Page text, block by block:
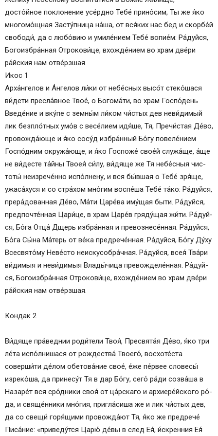
Кондак 2
Кондак 3
Икос 3
Кондак 4
Кондак 6
Икос 7
Кондак 8
Икос 8
Кондак 9
Икос 9
Кондак 10
Кондак 11 .
Кондак 12
Кондак 13
Кондак 1
Кондак 2
Икос 2
Кондак 3
Икос 3
Кондак 4
досто́йное по­кло­не­ние усе́рд­но Те­бе́ при­но́­сим, Ты же я́ко
многомо́щная За­сту́п­ни­ца на́­ша, от вся́­ких нас бед и скор­бе́й
сво­боди́, да с лю­бо́­вию и уми­ле́­нием Те­бе́ во­пи­е́м: Ра́­дуй­ся,
Бо­го­из­бра́н­ная От­ро­ко­ви́­це, вхожде́нием во храм две́ри
ра́йс­кия нам отве́рзшая.
Икос 1
Арха́нгелов и А́н­ге­лов ли́ки от не­бе́с­ных вы­со́т стеко́шася
ви́дети пре­сла́в­ное Твое́, о Бо­го­ма́­ти, во храм Госпо́день
Введе́ние и вку́­пе с земны́м ли́­ком чи́стых дев неви́димый
лик безпло́тных умо́в с ве­се́­ли­ем идя́ше, Тя, Пре­чи́с­тая Де́­во,
провожда́юще и я́ко со­су́д из­бра́н­ный Бо́­гу повеле́нием
Госпо́дним окружа́юще, и я́ко Гос­по­же́ свое́й служа́ще, а́ще
не ви́десте та́й­ны Твоея́ си́­лу, ви́­дя­ще же Тя не­бе́с­ныя чис­
то­ты́ неизрече́нно испо́лнену, и вся бы́в­шая о Те­бе́ зря́ще,
ужаса́хуся и со стра́­хом мно́гим воспе́ша Те­бе́ та́­ко: Ра́­дуй­ся,
прера́дованная Де́­во, Ма́­ти Ца­ре́­ва иму́щая бы­ти. Ра́­дуй­ся,
предпочте́нная Ца­ри́­це, в храм Царе́в гряду́щая жи́ти. Ра́­дуй­
ся, Бо́­га От­ца́ Дщерь избра́нная и пре­воз­не­се́н­ная. Ра́­дуй­ся,
Бо́­га Сы́­на Ма́­терь от ве́­ка предрече́нная. Ра́­дуй­ся, Бо́­гу Ду́ху
Всесвято́му Не­ве́с­то неискусобра́чная. Ра́­дуй­ся, всея́ Тва́­ри
ви́­ди­мыя и неви́димыя Влады́чица превожделе́нная. Ра́­дуй­
ся, Бо­го­из­бра́н­ная От­ро­ко­ви́­це, вхожде́нием во храм две́ри
ра́йс­кия нам отве́рзшая.
Кондак 2
Ви́­дя­ще пра́веднии роди́тели Твоя́, Пре­свя­та́я Де́­во, я́ко три
ле́та испо́лнишася от рождества́ Тво­его́, восхоте́ста
соверши́ти де́­лом обетова́ние свое́, е́же пе́рвее сло­ве­сы́
изреко́ша, да принесу́т Тя в дар Бо́­гу, се­го́ ра́­ди созва́ша в
Назаре́т вся сро́дники своя́ от ца́рскаго и архиере́йского ро́­
да, и свя­ще́н­ни­ки мно́­гия, пригла́сиша же и лик чи́стых дев,
да со свещи́ горя́щими провожда́ют Тя, я́ко же предрече́
Писа́ние: «приведу́тся Ца­рю́ де́­вы в след Ея́, и́скренния Ея́